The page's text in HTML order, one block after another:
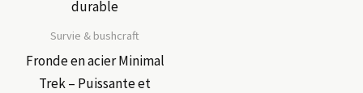
Survie & bushcraft
Fronde en acier Minimal
Trek – Puissante et